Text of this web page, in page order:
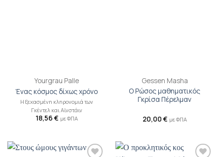
Yourgrau Palle
Ένας κόσμος δίχως χρόνο
Η ξεχασμένη κληρονομιά των
Γκέντελ και Αϊνστάιν
18,56 € με ΦΠΑ
Gessen Masha
Ο Ρώσος μαθηματικός
Γκρίσα Πέρελμαν
20,00 € με ΦΠΑ